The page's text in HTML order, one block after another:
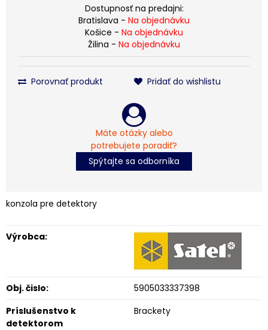
Dostupnosť na predajni:
Bratislava - Na objednávku
Košice - Na objednávku
Žilina - Na objednávku
Porovnať produkt Pridať do wishlistu
Máte otázky alebo
potrebujete poradiť?
Spýtajte sa odborníka
konzola pre detektory
Výrobca:
Obj. čislo:
5905033337398
Príslušenstvo k
detektorom
Brackety